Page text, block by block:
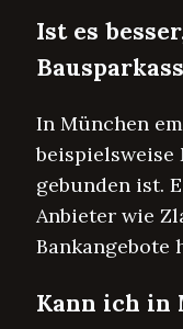
Ist es
In München
gebunden ist.
Anbieter wie
Bankangebote
Kann ich in